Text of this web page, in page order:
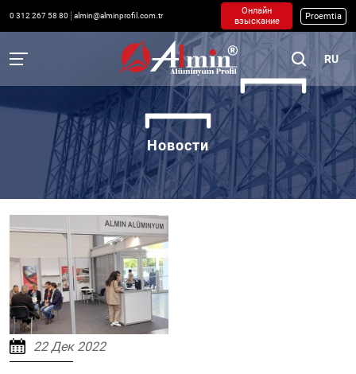
0 312 267 58 80 almin@alminprofil.com.tr
Онлайн
взыскание
Proemtia
RU
Новости
22 Дек 2022